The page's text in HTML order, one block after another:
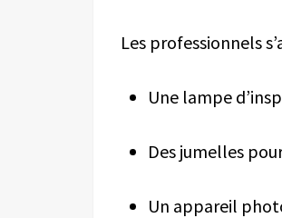
Les professionnels
Une lampe
Des jumelles
Un appareil